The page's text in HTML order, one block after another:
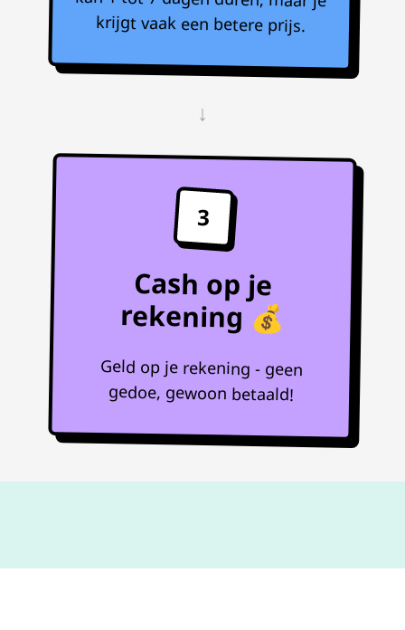
krijgt vaak een betere prijs.
↓
3
Cash op je
rekening 💰
Geld op je rekening - geen
gedoe, gewoon betaald!